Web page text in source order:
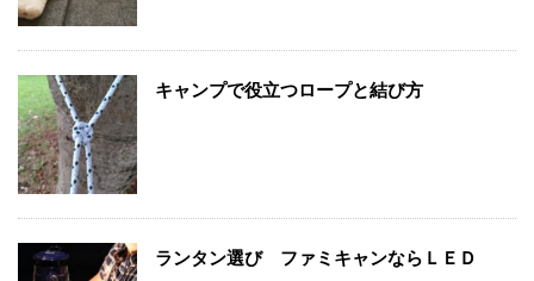
キャンプで役立つロープと結び方
ランタン選び ファミキャンならＬＥＤ